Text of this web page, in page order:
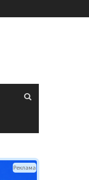
Реклама